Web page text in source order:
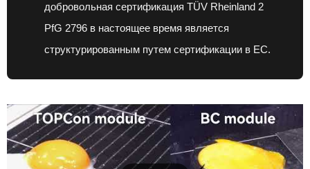
добровольная сертификация TÜV Rheinland 2
PfG 2796 в настоящее время является
структурированным путем сертификации в ЕС.